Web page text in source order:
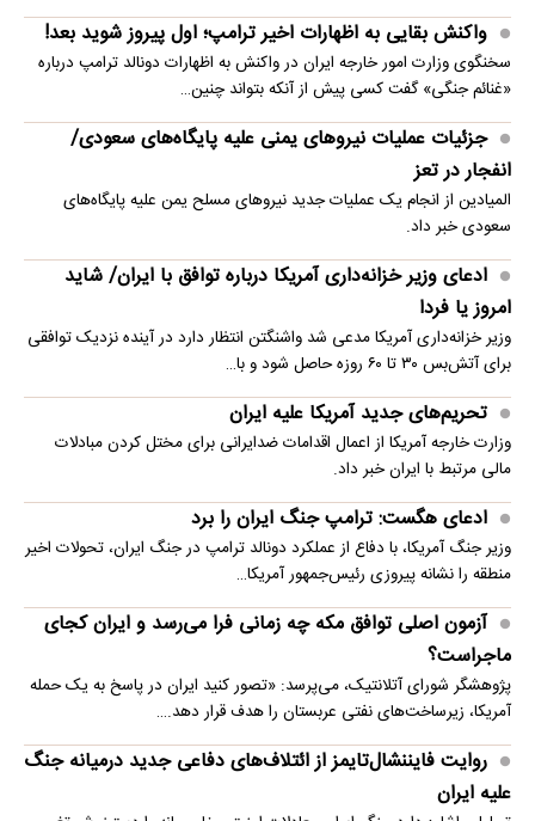
واکنش بقایی به اظهارات اخیر ترامپ؛ اول پیروز شوید بعد!
سخنگوی وزارت امور خارجه ایران در واکنش به اظهارات دونالد ترامپ درباره
«غنائم جنگی» گفت کسی پیش از آنکه بتواند چنین…
جزئیات عملیات نیروهای یمنی علیه پایگاه‌های سعودی/
انفجار در تعز
المیادین از انجام یک عملیات جدید نیروهای مسلح یمن علیه پایگاه‌های
سعودی خبر داد.
ادعای وزیر خزانه‌داری آمریکا درباره توافق با ایران/ شاید
امروز یا فردا
وزیر خزانه‌داری آمریکا مدعی شد واشنگتن انتظار دارد در آینده نزدیک توافقی
برای آتش‌بس ۳۰ تا ۶۰ روزه حاصل شود و با…
تحریم‌های جدید آمریکا علیه ایران
وزارت خارجه آمریکا از اعمال اقدامات ضدایرانی برای مختل کردن مبادلات
مالی مرتبط با ایران خبر داد.
ادعای هگست: ترامپ جنگ ایران را برد
وزیر جنگ آمریکا، با دفاع از عملکرد دونالد ترامپ در جنگ ایران، تحولات اخیر
منطقه را نشانه پیروزی رئیس‌جمهور آمریکا…
آزمون اصلی توافق مکه چه زمانی فرا می‌رسد و ایران کجای
ماجراست؟
پژوهشگر شورای آتلانتیک، می‌پرسد: «تصور کنید ایران در پاسخ به یک حمله
آمریکا، زیرساخت‌های نفتی عربستان را هدف قرار دهد.…
روایت فایننشال‌تایمز از ائتلاف‌های دفاعی جدید درمیانه جنگ
علیه ایران